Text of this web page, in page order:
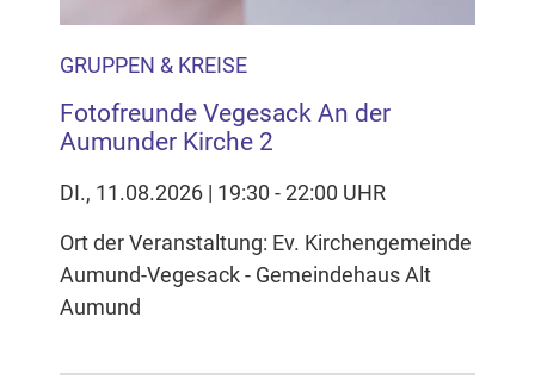
GRUPPEN & KREISE
Fotofreunde Vegesack An der
Aumunder Kirche 2
DI., 11.08.2026 | 19:30 - 22:00 UHR
Ort der Veranstaltung: Ev. Kirchengemeinde
Aumund-Vegesack - Gemeindehaus Alt
Aumund